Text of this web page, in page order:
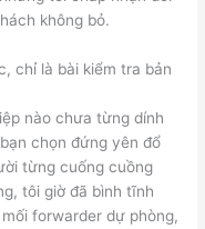
không bỏ.
chỉ là bài kiểm tra bản
nào chưa từng dính
chọn đứng yên đổ
từng cuống cuồng
tôi giờ đã bình tĩnh
forwarder dự phòng,